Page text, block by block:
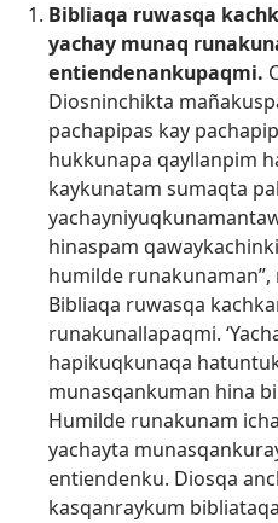
Bibliaqa ruwasqa
yachay munaq
entiendenankupaqmi.
Diosninchikta
pachapipas kay
hukkunapa qayllanpim
kaykunatam sumaqta
hinaspam
humilde runakunaman”,
Bibliaqa ruwasqa
runakunallapaqmi.
hapikuqkunaqa
munasqankuman hina
Humilde runakunam
yachayta
entiendenku. Diosqa
kasqanraykum